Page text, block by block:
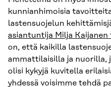
kunnianhimoisia
lastensuojelun
asiantuntija Milja Kaijanen
on, että kaikilla
ammattilaisilla ja nuorilla,
olisi kykyjä kuvitella
yhdessä voisimme tehdä